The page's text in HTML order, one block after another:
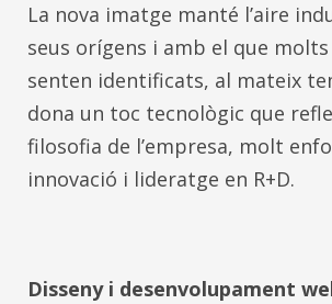
La nova imatge manté l’aire
seus orígens i amb el que
senten identificats, al mateix
dona un toc tecnològic que
filosofia de l’empresa, molt
innovació i lideratge en R+D.
Disseny i desenvolupament